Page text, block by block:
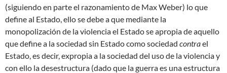
(siguiendo en parte el razonamiento de Max Weber) lo que
define al Estado, ello se debe a que mediante la
monopolización de la violencia el Estado se apropia de aquello
que define a la sociedad sin Estado como sociedad contrael
Estado, es decir, expropia a la sociedad del uso de la violencia y
con ello la desestructura (dado que la guerra es una estructura